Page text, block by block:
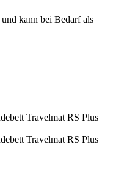
und kann bei Bedarf als